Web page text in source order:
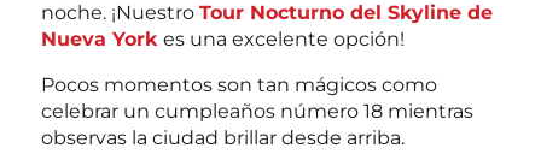
noche. ¡Nuestro Tour Nocturno del Skyline de
Nueva York es una excelente opción!
Pocos momentos son tan mágicos como
celebrar un cumpleaños número 18 mientras
observas la ciudad brillar desde arriba.